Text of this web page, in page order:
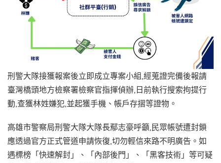
刑警大隊接獲報案後立即成立專案小組,經蒐證完備後報請
臺灣橋頭地方檢察署檢察官指揮偵辦,日前執行搜索拘提行
動,查獲林姓嫌犯,並起獲手機、帳戶存摺等證物。
高雄市警察局刑警大隊大隊長鄢志豪呼籲,民眾帳號遭封鎖
應透過官方正式管道申請恢復,切勿輕信來路不明廣告。如
遇標榜「快速解封」、「內部後門」、「黑客技術」等可疑